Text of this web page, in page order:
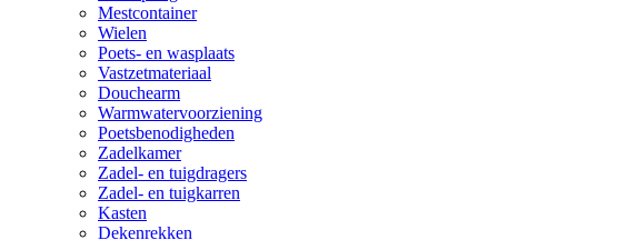
Mestcontainer
Wielen
Poets- en wasplaats
Vastzetmateriaal
Douchearm
Warmwatervoorziening
Poetsbenodigheden
Zadelkamer
Zadel- en tuigdragers
Zadel- en tuigkarren
Kasten
Dekenrekken